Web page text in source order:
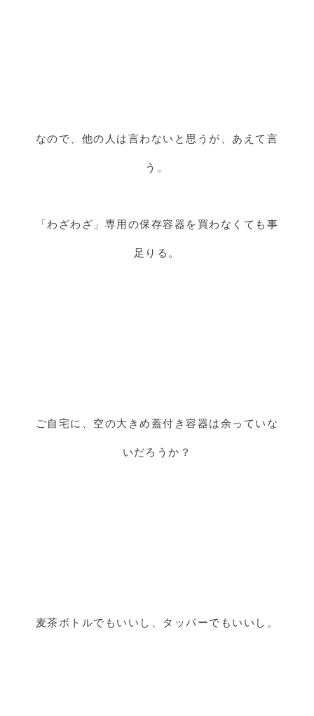
なので、他の人は言わないと思うが、あえて言
う。
「わざわざ」専用の保存容器を買わなくても事
足りる。
ご自宅に、空の大きめ蓋付き容器は余っていな
いだろうか？
麦茶ボトルでもいいし、タッパーでもいいし。